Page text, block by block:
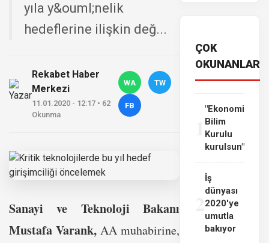
yıla y&ouml;nelik
hedeflerine ilişkin değ...
Rekabet Haber
Merkezi
11.01.2020 - 12:17 • 62
Okunma
WA TW
FB
Sanayi ve Teknoloji Bakanı
Mustafa Varank, AA muhabirine,
ÇOK
OKUNANLAR
"Ekonomi
Bilim
Kurulu
kurulsun"
İş
dünyası
2020'ye
umutla
bakıyor